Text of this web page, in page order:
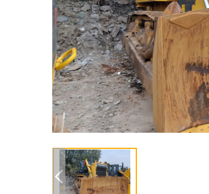
二手挖掘机
卡特336二手挖掘机
60型二手挖掘
机
小松PC70二手挖掘机
玉柴20-
8二手挖掘机
小松PC220二手挖掘
机
卡特320二手挖掘机
小松
PC160二手挖掘机
小松PC35二手
挖掘机
二手推土机
大量山推160二手推土机
山推160L
山推SD16二手推土机
手推土机
甘地160二手推土机（带
松土器）
山推SD22二手推土机
山推SD32二手推土机